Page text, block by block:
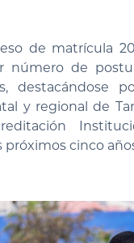
de matrícula
número de
destacándose
y regional de
próximos cinco